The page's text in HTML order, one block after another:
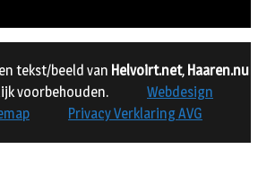
tekst/beeld van Helvoirt.net, Haaren.nu
voorbehouden.
Webdesign
Privacy Verklaring AVG